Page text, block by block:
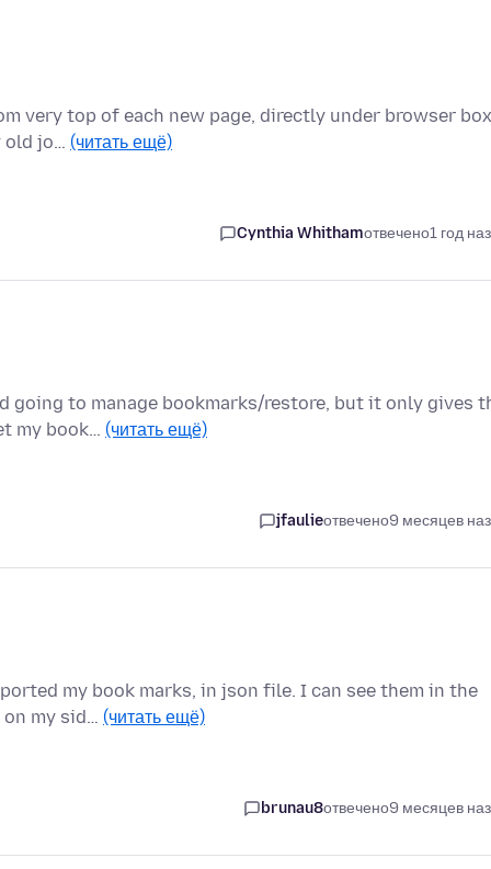
very top of each new page, directly under browser
old jo… (читать ещё)
Cynthia Whithamотвечено1 год
going to manage bookmarks/restore, but it only gives
my book… (читать ещё)
jfaulieотвечено9 месяцев
my book marks, in json file. I can see them in the
my sid… (читать ещё)
brunau8отвечено9 месяцев